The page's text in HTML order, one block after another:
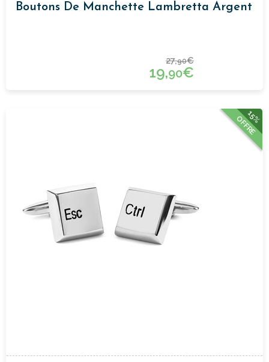
Boutons De Manchette Lambretta Argent
27,90€
19,90€
15%
OFFRE